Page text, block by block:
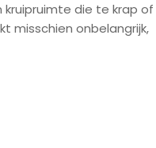
die te krap of
misschien onbelangrijk,